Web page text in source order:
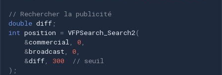
// Rechercher la publicité
double diff ;
int position = VFPSearch_Search2 (
&commercial 0
&broadcast 0
&diff 300
// seuil
);